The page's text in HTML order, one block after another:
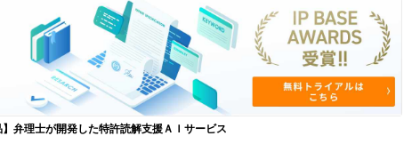
】弁理士が開発した特許読解支援ＡＩサービス